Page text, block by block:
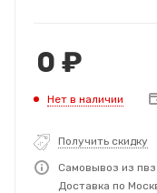
0 ₽
Нет в наличии
Получить скидку
Самовывоз из
Доставка по